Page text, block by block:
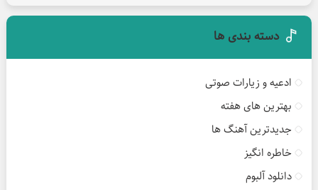
دسته بندی ها
ادعیه و زیارات صوتی
بهترین های هفته
جدیدترین آهنگ ها
خاطره انگیز
دانلود آلبوم